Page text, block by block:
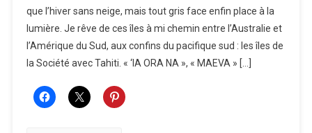
que l’hiver sans neige, mais tout gris face enfin place à la
lumière. Je rêve de ces îles à mi chemin entre l’Australie et
l’Amérique du Sud, aux confins du pacifique sud : les îles de
la Société avec Tahiti. « ‘IA ORA NA », « MAEVA » […]